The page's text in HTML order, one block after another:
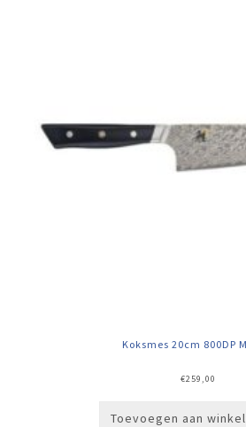
Koksmes 20cm 800DP
€259,00
Toevoegen aan